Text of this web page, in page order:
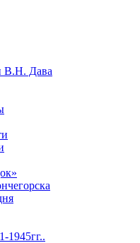
В.Н. Дава
1945гг..